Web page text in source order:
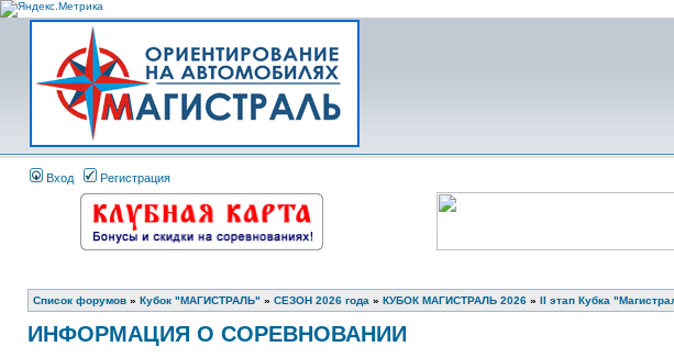
Вход Регистрация
Список форумов » Кубок "МАГИСТРАЛЬ" » СЕЗОН 2026 года » КУБОК МАГИСТРАЛЬ 2026 » II этап Кубка
ИНФОРМАЦИЯ О СОРЕВНОВАНИИ